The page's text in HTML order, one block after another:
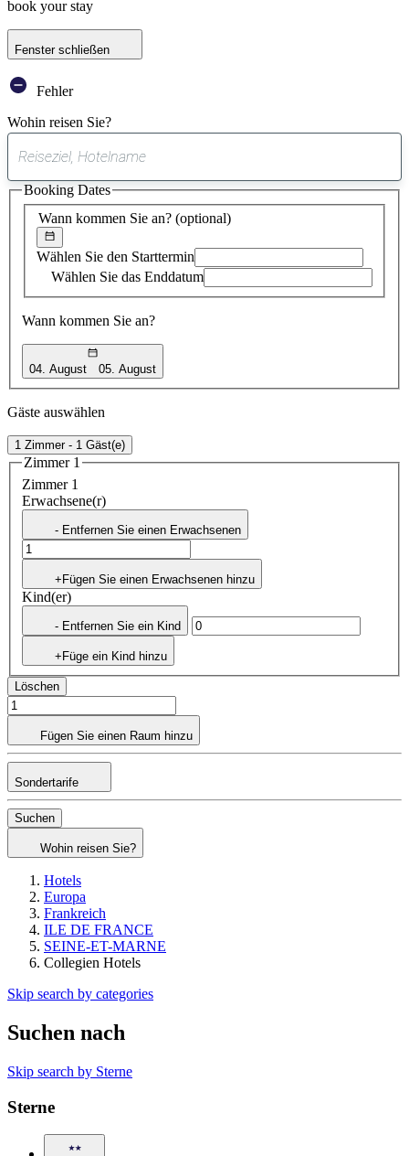
book your stay
Fenster schließen
Fehler
Wohin reisen Sie?
gefundener
Vorschlag
Wann kommen Sie an? (optional)
Wählen Sie den Starttermin
Wählen Sie das Enddatum
Wann kommen Sie an?
04. August 05. August
Booking Dates
Gäste auswählen
1 Zimmer - 1 Gäst(e)
Zimmer 1
Zimmer 1
Erwachsene(r)
- Entfernen Sie einen Erwachsenen
+Fügen Sie einen Erwachsenen hinzu
Kind(er)
- Entfernen Sie ein Kind
+Füge ein Kind hinzu
Löschen
Fügen Sie einen Raum hinzu
Sondertarife
Suchen
Wohin reisen Sie?
Hotels
Europa
Frankreich
ILE DE FRANCE
SEINE-ET-MARNE
Collegien Hotels
Skip search by categories
Suchen nach
Skip search by Sterne
Sterne